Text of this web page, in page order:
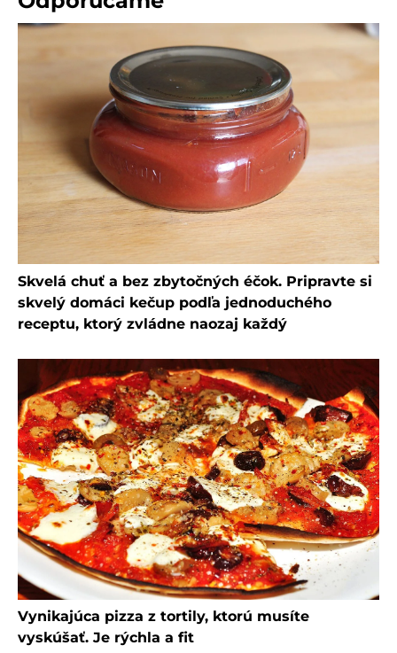
Skvelá chuť a bez zbytočných éčok. Pripravte si
skvelý domáci kečup podľa jednoduchého
receptu, ktorý zvládne naozaj každý
Vynikajúca pizza z tortily, ktorú musíte
vyskúšať. Je rýchla a fit